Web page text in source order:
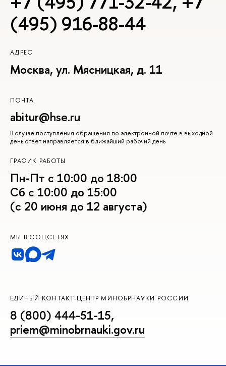
(495) 916-88-44
АДРЕС
Москва, ул. Мясницкая, д. 11
ПОЧТА
abitur@hse.ru
В случае поступления обращения по электронной почте в выходной
день ответ направляется в ближайший рабочий день
ГРАФИК РАБОТЫ
Пн-Пт с 10:00 до 18:00
Сб с 10:00 до 15:00
(с 20 июня до 12 августа)
МЫ В СОЦСЕТЯХ
ЕДИНЫЙ КОНТАКТ-ЦЕНТР МИНОБРНАУКИ РОССИИ
8 (800) 444-51-15,
priem@minobrnauki.gov.ru